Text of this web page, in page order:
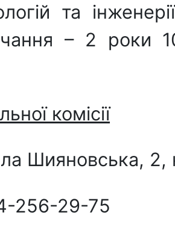
та
– 2 роки
комісії
Шияновська,
256-29-75